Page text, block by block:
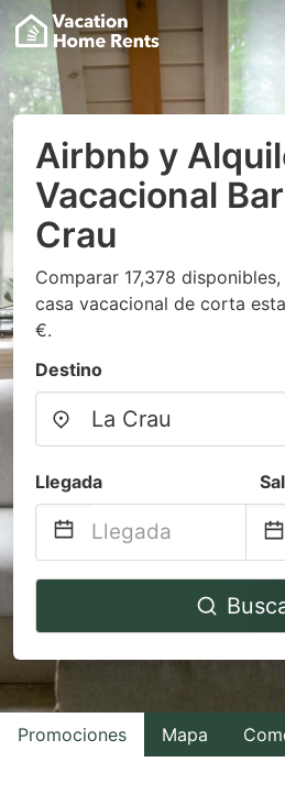
Airbnb y
Vacacional
Crau
Comparar 17,378
casa vacacional de corta
€.
Destino
Llegada
Navigate
to
with
the
Promociones Mapa